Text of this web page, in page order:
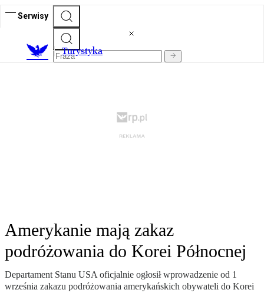
Serwisy
Turystyka
Amerykanie mają zakaz
podróżowania do Korei Północnej
Departament Stanu USA oficjalnie ogłosił wprowadzenie od 1
września zakazu podróżowania amerykańskich obywateli do Korei